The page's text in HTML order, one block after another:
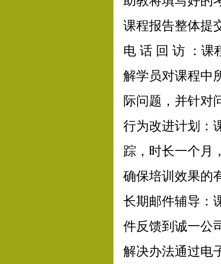
课程报告整体提
电 话 回 访 ：课
解学员对课程中
际问题，并针对
行为改进计划：
踪，时长一个月
确保培训效果的
长期邮件辅导：
件反馈到诚一公
解决办法通过电